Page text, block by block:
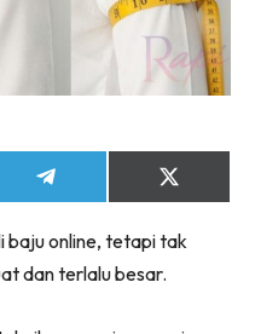
dan info menarik. Free
Share
on
Share
on
(Twitter)
baju online, tetapi tak
dan terlalu besar.